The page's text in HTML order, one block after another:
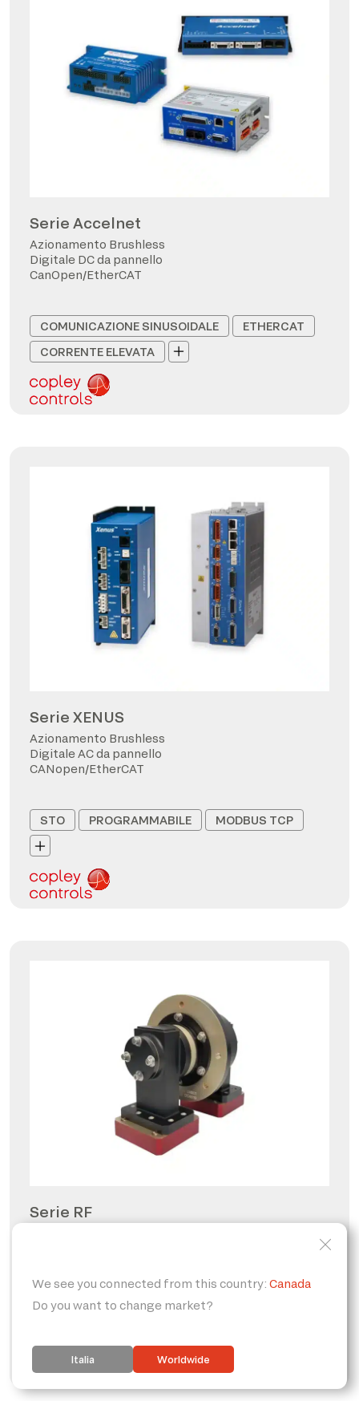
Serie Accelnet
Azionamento Brushless
Digitale DC da pannello
CanOpen/EtherCAT
COMUNICAZIONE SINUSOIDALE
ETHERCAT
CORRENTE ELEVATA
Serie XENUS
Azionamento Brushless
Digitale AC da pannello
CANopen/EtherCAT
STO PROGRAMMABILE MODBUS TCP
Serie RF
PERSONALIZZABILE
IP65